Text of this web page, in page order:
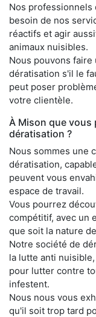
Nos professionnels
besoin de nos
réactifs et agir
animaux nuisibles.
Nous pouvons
dératisation s'il le
peut poser
votre clientèle.
À Mison que
dératisation ?
Nous sommes une
dératisation,
peuvent vous
espace de travail.
Vous pourrez
compétitif, avec un
que soit la nature
Notre société de
la lutte anti
pour lutter contre
infestent.
Nous nous vous
qu'il soit trop tard